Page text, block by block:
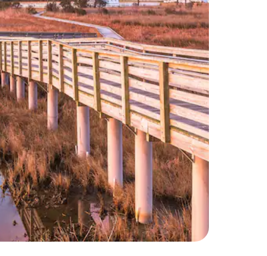
जेस्चर का इस्तेमाल करके एक्सप्लोर करें।